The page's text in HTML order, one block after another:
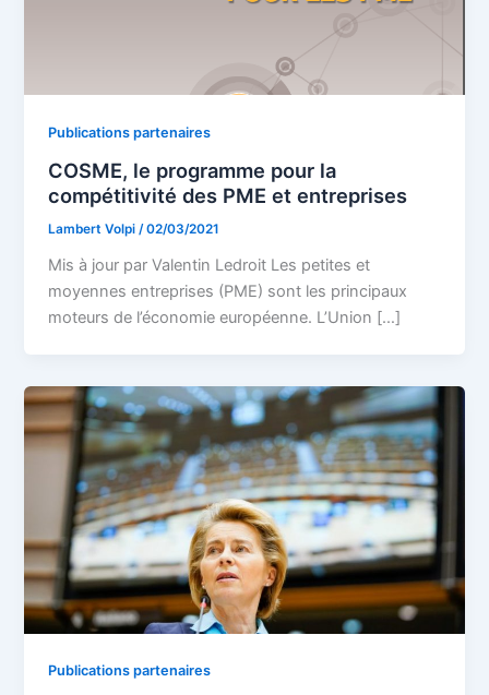
Publications partenaires
COSME, le programme pour la
compétitivité des PME et entreprises
Lambert Volpi/02/03/2021
Mis à jour par Valentin Ledroit Les petites et
moyennes entreprises (PME) sont les principaux
moteurs de l’économie européenne. L’Union […]
Publications partenaires